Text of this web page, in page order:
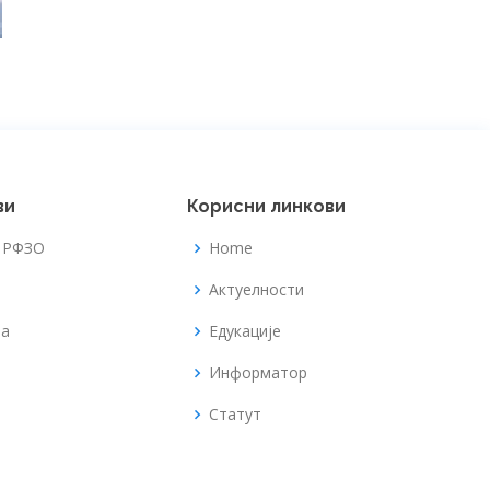
РФЗО
Корисни линкови
Home
Актуелности
Едукације
Информатор
Статут